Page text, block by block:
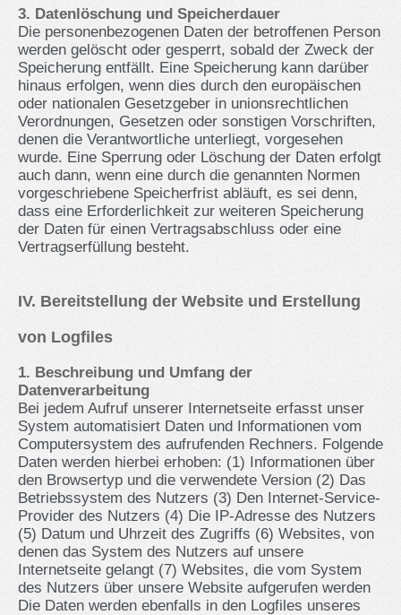
3. Datenlöschung und Speicherdauer
Die personenbezogenen Daten der betroffenen Person
werden gelöscht oder gesperrt, sobald der Zweck der
Speicherung entfällt. Eine Speicherung kann darüber
hinaus erfolgen, wenn dies durch den europäischen
oder nationalen Gesetzgeber in unionsrechtlichen
Verordnungen, Gesetzen oder sonstigen Vorschriften,
denen die Verantwortliche unterliegt, vorgesehen
wurde. Eine Sperrung oder Löschung der Daten erfolgt
auch dann, wenn eine durch die genannten Normen
vorgeschriebene Speicherfrist abläuft, es sei denn,
dass eine Erforderlichkeit zur weiteren Speicherung
der Daten für einen Vertragsabschluss oder eine
Vertragserfüllung besteht.
IV. Bereitstellung der Website und Erstellung
von Logfiles
1. Beschreibung und Umfang der
Datenverarbeitung
Bei jedem Aufruf unserer Internetseite erfasst unser
System automatisiert Daten und Informationen vom
Computersystem des aufrufenden Rechners. Folgende
Daten werden hierbei erhoben: (1) Informationen über
den Browsertyp und die verwendete Version (2) Das
Betriebssystem des Nutzers (3) Den Internet-Service-
Provider des Nutzers (4) Die IP-Adresse des Nutzers
(5) Datum und Uhrzeit des Zugriffs (6) Websites, von
denen das System des Nutzers auf unsere
Internetseite gelangt (7) Websites, die vom System
des Nutzers über unsere Website aufgerufen werden
Die Daten werden ebenfalls in den Logfiles unseres